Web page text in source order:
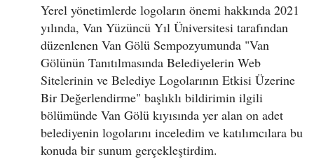
Yerel yönetimlerde logoların önemi hakkında 2021
yılında, Van Yüzüncü Yıl Üniversitesi tarafından
düzenlenen Van Gölü Sempozyumunda "Van
Gölünün Tanıtılmasında Belediyelerin Web
Sitelerinin ve Belediye Logolarının Etkisi Üzerine
Bir Değerlendirme" başlıklı bildirimin ilgili
bölümünde Van Gölü kıyısında yer alan on adet
belediyenin logolarını inceledim ve katılımcılara bu
konuda bir sunum gerçekleştirdim.